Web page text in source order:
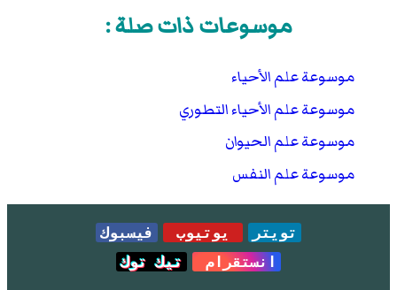
McGreevy, Paul; Boakes, Robert (2011).
Sticks: Principles of Animal Training. Darlington
ديسمبر 2016
.
Matthews, Janice R.; Matthews, Robert W. (2009).
Insect Behaviour
. Springer. صفحة 13. .
"Instinct". Merriam-Webster Dictionary. مؤرشف من
الأصلفي 21 يونيو 2018.
Campbell, N. A. (1996). "Chapter 50".Biology
(الطبعة
Bernstein, W. M. (2011).A Basic Theory of
Neuropsychoanalysis. Karnac Books. صفحة 81. .
موسوعات ذات صلة :
موسوعة علم الأحياء
موسوعة علم الأحياء التطوري
موسوعة علم الحيوان
موسوعة علم النفس
تويتر يوتيوب
فيسبوك
انستقرام
تيك توك